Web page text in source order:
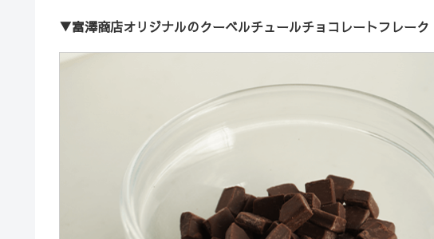
▼富澤商店オリジナルのクーベルチュールチョコレートフレーク